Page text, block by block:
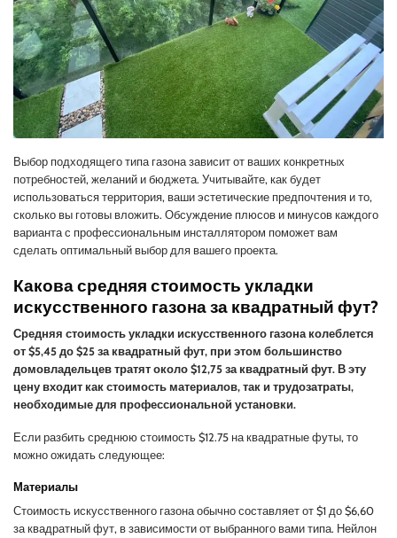
Выбор подходящего типа газона зависит от ваших конкретных
потребностей, желаний и бюджета. Учитывайте, как будет
использоваться территория, ваши эстетические предпочтения и то,
сколько вы готовы вложить. Обсуждение плюсов и минусов каждого
варианта с профессиональным инсталлятором поможет вам
сделать оптимальный выбор для вашего проекта.
Какова средняя стоимость укладки
искусственного газона за квадратный фут?
Средняя стоимость укладки искусственного газона колеблется
от $5,45 до $25 за квадратный фут, при этом большинство
домовладельцев тратят около $12,75 за квадратный фут. В эту
цену входит как стоимость материалов, так и трудозатраты,
необходимые для профессиональной установки.
Если разбить среднюю стоимость $12.75 на квадратные футы, то
можно ожидать следующее:
Материалы
Стоимость искусственного газона обычно составляет от $1 до $6,60
за квадратный фут, в зависимости от выбранного вами типа. Нейлон